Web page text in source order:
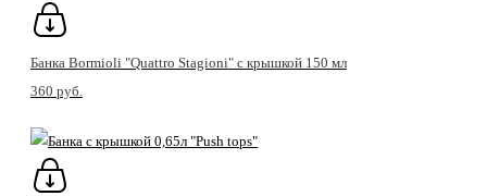
Банка Bormioli "Quattro Stagioni" с крышкой 150 мл
360 pуб.